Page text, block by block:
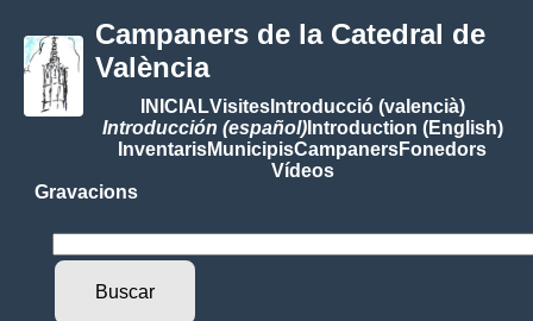
Campaners de la Catedral de
València
INICIALVisitesIntroducció (valencià)
Introducción (español)Introduction (English)
InventarisMunicipisCampanersFonedors
Vídeos
Gravacions